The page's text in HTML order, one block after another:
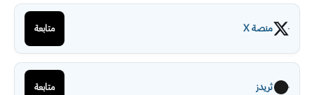
منصة X متابعة
ثريدز متابعة